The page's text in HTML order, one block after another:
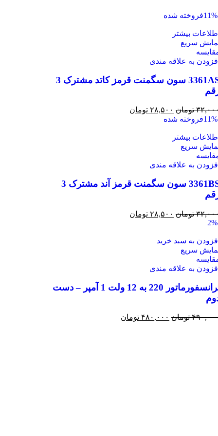
- فروخته شده
اطلاعات بیشتر
سریع
افزودن به علاقه مندی
3361AS سون سگمنت قرمز کاتد مشترک 3
تومان ۲۸,۵۰۰ تومان
-
فروخته شده
اطلاعات بیشتر
سریع
افزودن به علاقه مندی
3361BS سون سگمنت قرمز آند مشترک 3
تومان ۲۸,۵۰۰ تومان
-
افزودن به سبد خرید
سریع
افزودن به علاقه مندی
ترانسفورماتور 220 به 12 ولت 1 آمپر – دست
تومان ۴۸۰,۰۰۰ تومان